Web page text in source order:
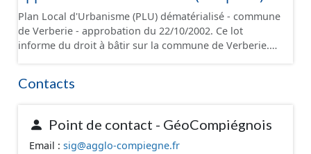
Plan Local d'Urbanisme (PLU) dématérialisé - commune
de Verberie - approbation du 22/10/2002. Ce lot
informe du droit à bâtir sur la commune de Verberie.
administratives, le rapport de présentation, le PADD, le
annexes, les orientations d'aménagement et les
données géographiques. Malgré l'attention portée à la
création de ces données, il est rappelé que seuls les
Contacts
Point de contact - GéoCompiégnois
Email : sig@agglo-compiegne.fr